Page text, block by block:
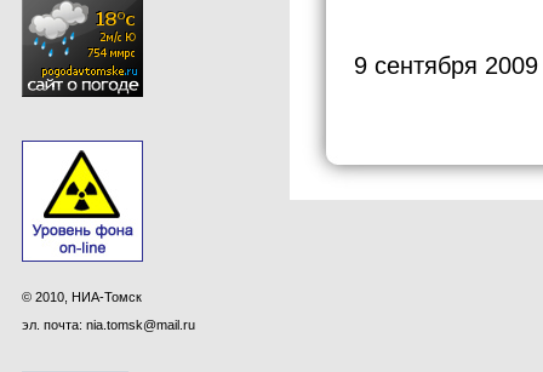
© 2010, НИА-Томск
эл. почта: nia.tomsk@mail.ru
9 сентября 2009